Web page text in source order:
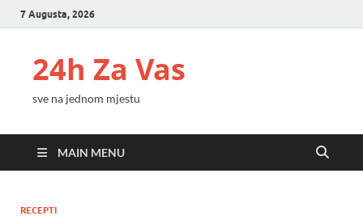
7 Augusta, 2026
24h Za Vas
sve na jednom mjestu
MAIN MENU
RECEPTI